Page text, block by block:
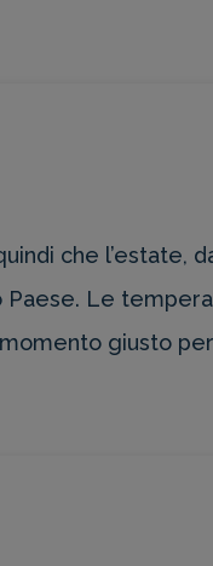
che l’estate,
Le
giusto